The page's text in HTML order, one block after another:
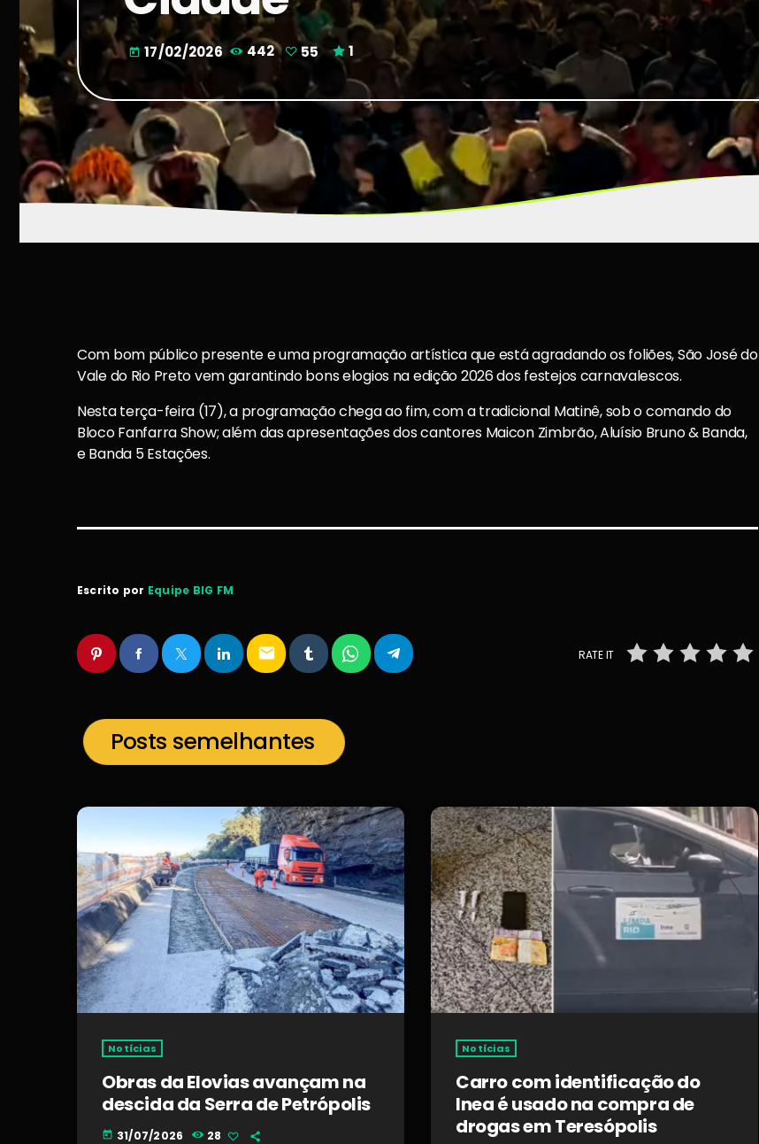
today 17/02/2026 442 55 1
Com bom público presente e uma programação artística que está agradando os foliões, São José do
Vale do Rio Preto vem garantindo bons elogios na edição 2026 dos festejos carnavalescos.
Nesta terça-feira (17), a programação chega ao fim, com a tradicional Matinê, sob o comando do
Bloco Fanfarra Show; além das apresentações dos cantores Maicon Zimbrão, Aluísio Bruno & Banda,
e Banda 5 Estações.
Escrito por Equipe BIG FM
email RATE IT
Posts semelhantes
Notícias
Obras da Elovias avançam na
descida da Serra de Petrópolis
today 31/07/2026 28
Notícias
Carro com identificação do
Inea é usado na compra de
drogas em Teresópolis